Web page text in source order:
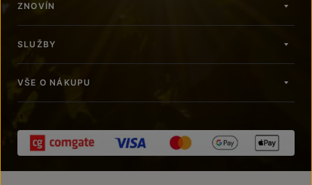
ZNOVÍN
SLUŽBY
VŠE O NÁKUPU